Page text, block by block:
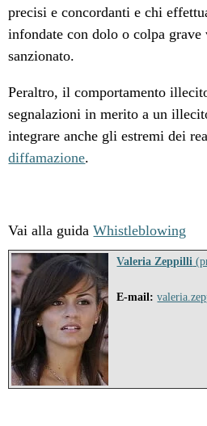
precisi e concordanti e chi
infondate con dolo o colpa
sanzionato.
Peraltro, il comportamento
segnalazioni in merito a un
integrare anche gli estremi dei
diffamazione.
Vai alla guidaWhistleblowing
Valeria Zeppilli
E-mail: